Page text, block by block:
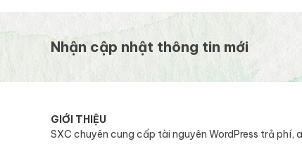
Nhận cập nhật thông tin mới
GIỚI THIỆU
SXC chuyên cung cấp tài nguyên WordPress trả phí,